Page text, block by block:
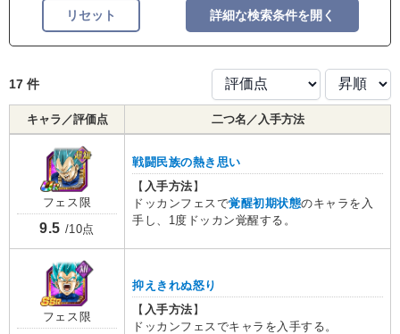
リセット 詳細な検索条件を開く
17 件
キャラ／評価点 二つ名／入手方法
フェス限
9.5 /10点
戦闘民族の熱き思い
【 入手方法 】
ドッカンフェスで覚醒初期状態のキャラを入
手し、1度ドッカン覚醒する。
フェス限
抑えきれぬ怒り
【 入手方法 】
ドッカンフェスでキャラを入手する。